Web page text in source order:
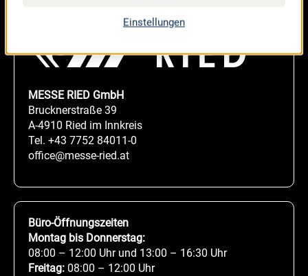
MESSE RIED GmbH
Brucknerstraße 39
A-4910 Ried im Innkreis
Tel. +43 7752 84011-0
office@messe-ried.at
Büro-Öffnungszeiten
Montag bis Donnerstag:
08:00 – 12:00 Uhr und 13:00 – 16:30 Uhr
Freitag: 08:00 – 12:00 Uhr
Einstellungen